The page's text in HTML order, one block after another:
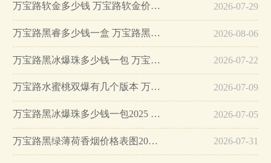
万宝路软金多少钱 万宝路软金价格图表一览… 2026-07-29
万宝路黑睿多少钱一盒 万宝路黑睿怎么样… 2026-08-06
万宝路黑冰爆珠多少钱一包 万宝路黑冰爆珠参数介绍… 2026-07-22
万宝路水蜜桃双爆有几个版本 万宝路水蜜桃双爆多少钱一盒… 2026-07-09
万宝路黑冰爆珠多少钱一包2025 2025万宝路黑冰爆珠行情价… 2026-07-05
万宝路黑绿薄荷香烟价格表图2025版… 2026-07-31